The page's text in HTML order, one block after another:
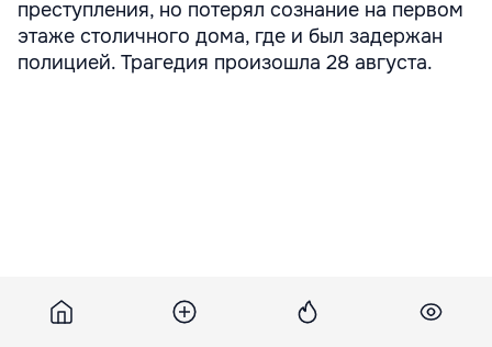
преступления, но потерял сознание на первом
этаже столичного дома, где и был задержан
полицией. Трагедия произошла 28 августа.